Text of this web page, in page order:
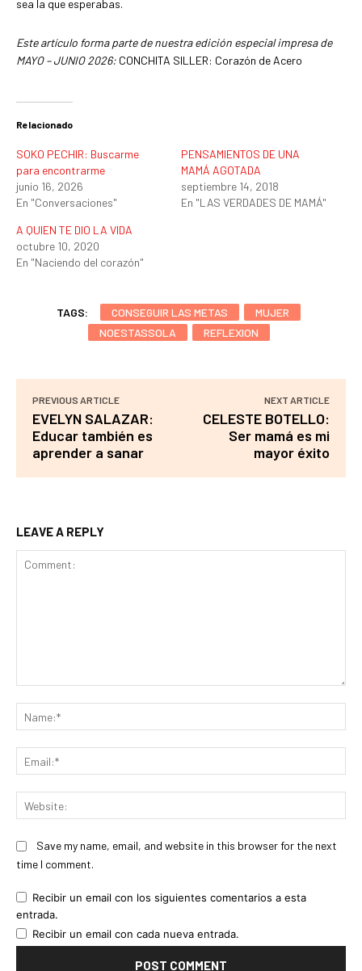
sea la que esperabas.
Este artículo forma parte de nuestra edición especial impresa de
MAYO – JUNIO 2026: CONCHITA SILLER: Corazón de Acero
Relacionado
SOKO PECHIR: Buscarme
para encontrarme
junio 16, 2026
En "Conversaciones"
PENSAMIENTOS DE UNA
MAMÁ AGOTADA
septiembre 14, 2018
En "LAS VERDADES DE MAMÁ"
A QUIEN TE DIO LA VIDA
octubre 10, 2020
En "Naciendo del corazón"
TAGS: CONSEGUIR LAS METAS
MUJER
NOESTASSOLA
REFLEXION
PREVIOUS ARTICLE
EVELYN SALAZAR:
Educar también es
aprender a sanar
NEXT ARTICLE
CELESTE BOTELLO:
Ser mamá es mi
mayor éxito
LEAVE A REPLY
Save my name, email, and website in this browser for the next
time I comment.
Recibir un email con los siguientes comentarios a esta
entrada.
Recibir un email con cada nueva entrada.